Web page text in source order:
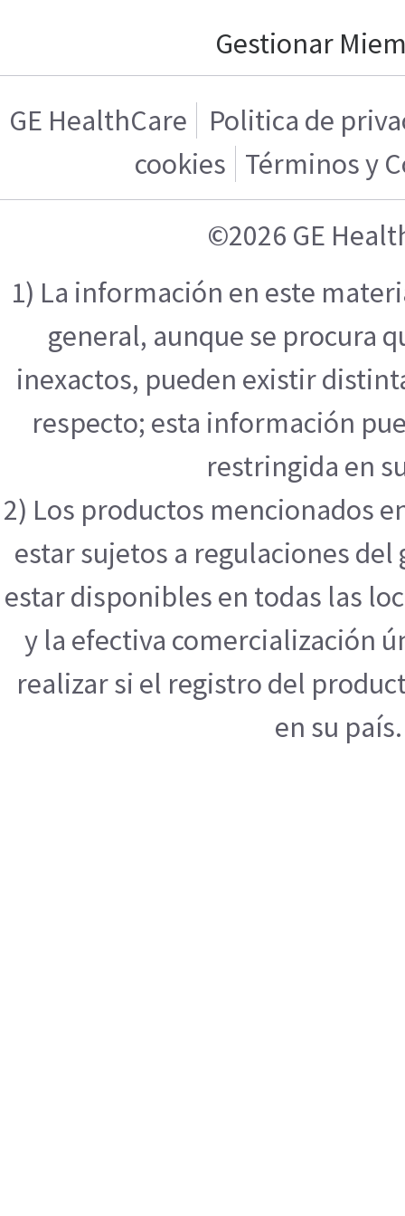
Gestionar
GE HealthCare
Politica de
cookies Términos y
©2026 GE
1) La información en este
general, aunque se procura
inexactos, pueden existir
respecto; esta información
restringida en
2) Los productos mencionados
estar sujetos a regulaciones
estar disponibles en todas las
y la efectiva comercialización
realizar si el registro del
en su país.